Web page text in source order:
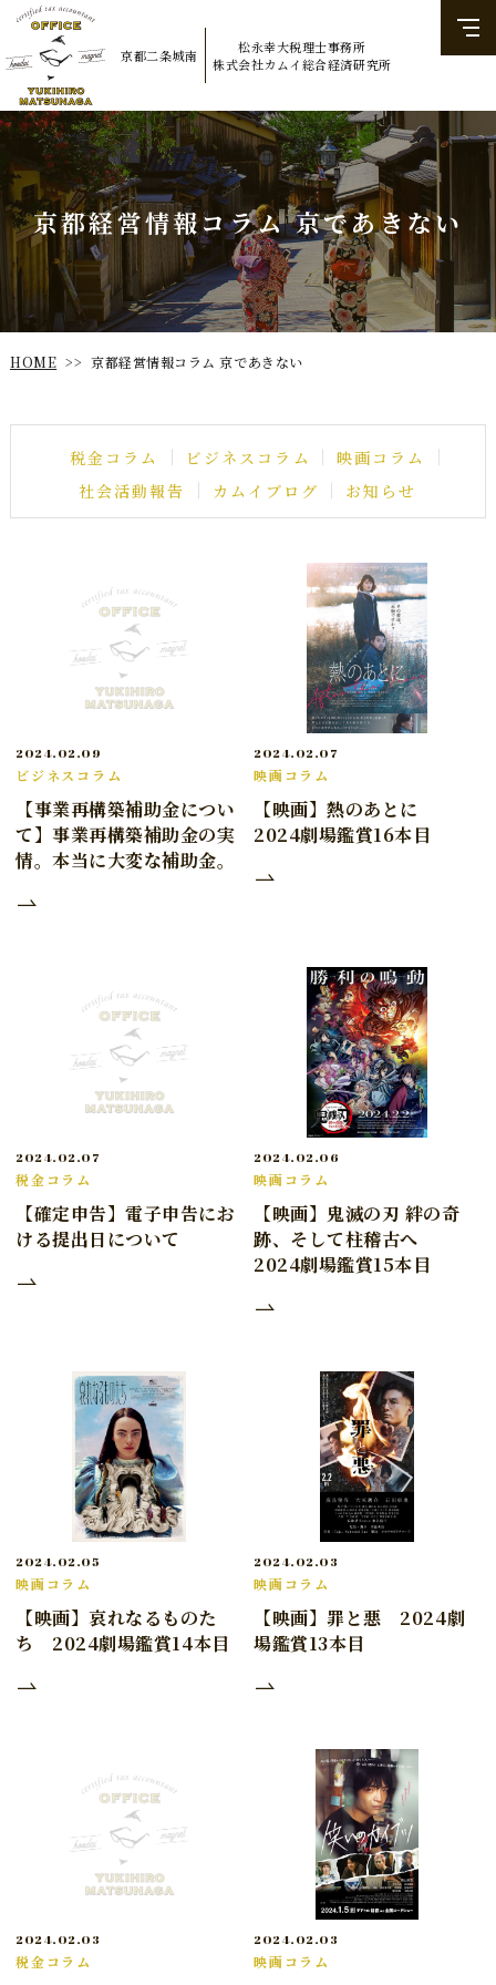
京都二条城南 松永幸大税理士事務所
​​​​​​​株式会社カムイ総合経済研究所
京都経営情報コラム 京であきない
HOME >> 京都経営情報コラム 京であきない
税金コラム ビジネスコラム 映画コラム
社会活動報告 カムイブログ お知らせ
2024.02.09
ビジネスコラム
【事業再構築補助金につい
て】事業再構築補助金の実
情。本当に大変な補助金。
2024.02.07
映画コラム
【映画】熱のあとに
2024劇場鑑賞16本目
2024.02.07
税金コラム
【確定申告】電子申告にお
ける提出日について
2024.02.06
映画コラム
【映画】鬼滅の刃 絆の奇
跡、そして柱稽古へ
2024劇場鑑賞15本目
2024.02.05
映画コラム
【映画】哀れなるものた
ち 2024劇場鑑賞14本目
2024.02.03
映画コラム
【映画】罪と悪 2024劇
場鑑賞13本目
2024.02.03
税金コラム
2024.02.03
映画コラム